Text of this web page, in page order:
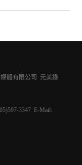
體有限公司 元美錄
3347 E-Mail: